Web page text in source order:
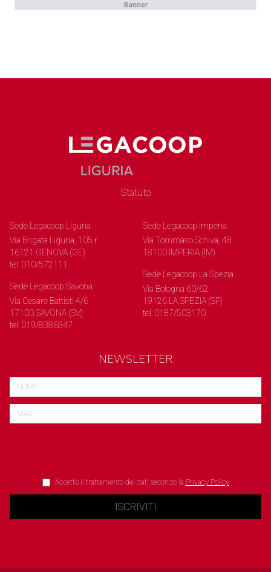
Banner
Statuto
Sede Legacoop Liguria
Via Brigata Liguria, 105 r.
16121 GENOVA (GE)
tel: 010/572111
Sede Legacoop Savona
Via Cesare Battisti 4/6
17100 SAVONA (SV)
tel: 019/8386847
Sede Legacoop Imperia
Via Tommaso Schiva, 48
18100 IMPERIA (IM)
Sede Legacoop La Spezia
Via Bologna 60/62
19126 LA SPEZIA (SP)
tel: 0187/503170
NEWSLETTER
Accetto il trattamento dei dati secondo la Privacy Policy
ISCRIVITI